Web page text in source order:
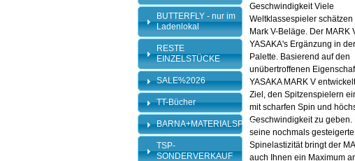
Geschwindigkeit Viele
Weltklassespieler schätzen
Mark V-Beläge. Der MARK
YASAKA's Ergänzung in
Palette. Basierend auf den
unübertroffenen
YASAKA MARK V
Ziel, den Spitzenspielern
mit scharfen Spin und
Geschwindigkeit zu geben.
seine nochmals gesteigerte
Spinelastizität bringt der
auch Ihnen ein Maximum
BUTTERFLY - nur im
Ladenlokal
RESTE
EINZELSTÜCKE
SALE%2026
TT-Bücher
BARNA+MATERIALSPEZI
TSP-
SONDERVERKAUF